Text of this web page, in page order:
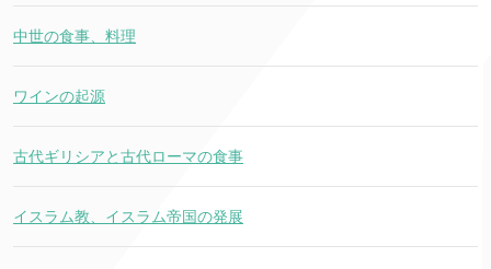
中世の食事、料理
ワインの起源
古代ギリシアと古代ローマの食事
イスラム教、イスラム帝国の発展